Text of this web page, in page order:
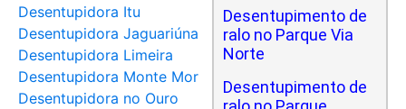
Desentupidora Itu
Desentupidora Jaguariúna
Desentupidora Limeira
Desentupidora Monte Mor
Desentupidora no Ouro
Desentupimento de
ralo no Parque Via
Norte
Desentupimento de